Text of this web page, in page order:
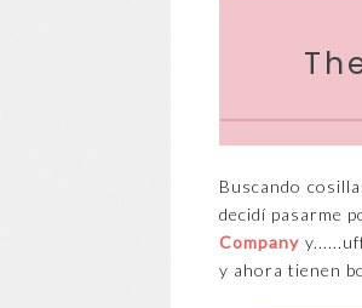
Buscando
decidí pasarme
Company
y ahora tienen